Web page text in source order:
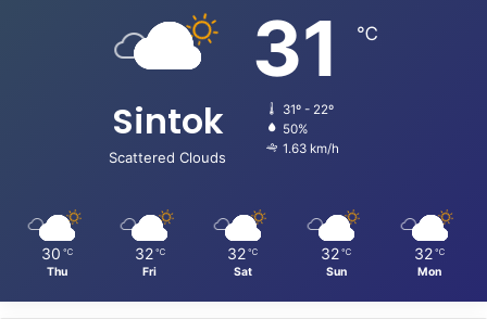
Sintok
Scattered Clouds
31 ℃
31º - 22º
50%
1.63 km/h
30 ℃
Thu
32 ℃
Fri
32 ℃
Sat
32 ℃
Sun
32 ℃
Mon